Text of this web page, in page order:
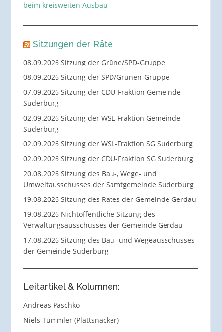
beim kreisweiten Ausbau
Sitzungen der Räte
08.09.2026 Sitzung der Grüne/SPD-Gruppe
08.09.2026 Sitzung der SPD/Grünen-Gruppe
07.09.2026 Sitzung der CDU-Fraktion Gemeinde
Suderburg
02.09.2026 Sitzung der WSL-Fraktion Gemeinde
Suderburg
02.09.2026 Sitzung der WSL-Fraktion SG Suderburg
02.09.2026 Sitzung der CDU-Fraktion SG Suderburg
20.08.2026 Sitzung des Bau-, Wege- und
Umweltausschusses der Samtgemeinde Suderburg
19.08.2026 Sitzung des Rates der Gemeinde Gerdau
19.08.2026 Nichtöffentliche Sitzung des
Verwaltungsausschusses der Gemeinde Gerdau
17.08.2026 Sitzung des Bau- und Wegeausschusses
der Gemeinde Suderburg
Leitartikel & Kolumnen:
Andreas Paschko
Niels Tümmler (Plattsnacker)